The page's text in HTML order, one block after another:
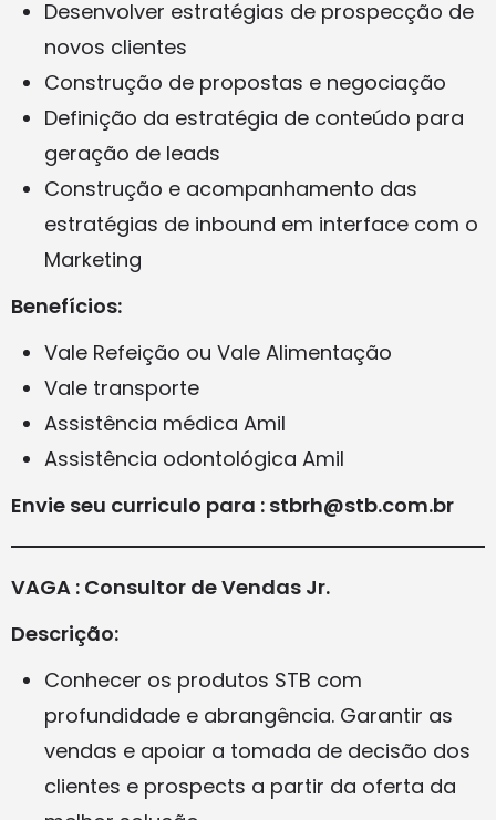
Desenvolver estratégias de prospecção de
novos clientes
Construção de propostas e negociação
Definição da estratégia de conteúdo para
geração de leads
Construção e acompanhamento das
estratégias de inbound em interface com o
Marketing
Benefícios:
Vale Refeição ou Vale Alimentação
Vale transporte
Assistência médica Amil
Assistência odontológica Amil
Envie seu curriculo para : stbrh@stb.com.br
VAGA : Consultor de Vendas Jr.
Descrição:
Conhecer os produtos STB com
profundidade e abrangência. Garantir as
vendas e apoiar a tomada de decisão dos
clientes e prospects a partir da oferta da